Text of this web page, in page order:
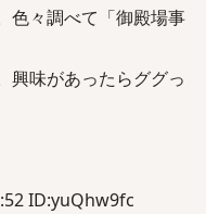
色々調べて「御殿場事
興味があったらググっ
ID:yuQhw9fc